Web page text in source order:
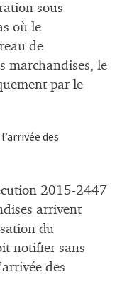
sous
où le
de
marchandises, le
par le
des
2015-2447
arrivent
du
notifier sans
des